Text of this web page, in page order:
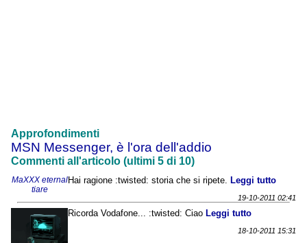
Approfondimenti
MSN Messenger, è l'ora dell'addio
Commenti all'articolo (ultimi 5 di 10)
MaXXX eternal
tiare
Hai ragione :twisted: storia che si ripete. Leggi tutto
19-10-2011 02:41
Ricorda Vodafone... :twisted: CiaoLeggi tutto
18-10-2011 15:31